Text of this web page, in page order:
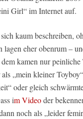
Girl“ im Internet auf.
kaum beschreiben,
lagen eher obenrum –
kamen nur peinliche
„mein kleiner
oder gleich
im Videoder
noch als „leider